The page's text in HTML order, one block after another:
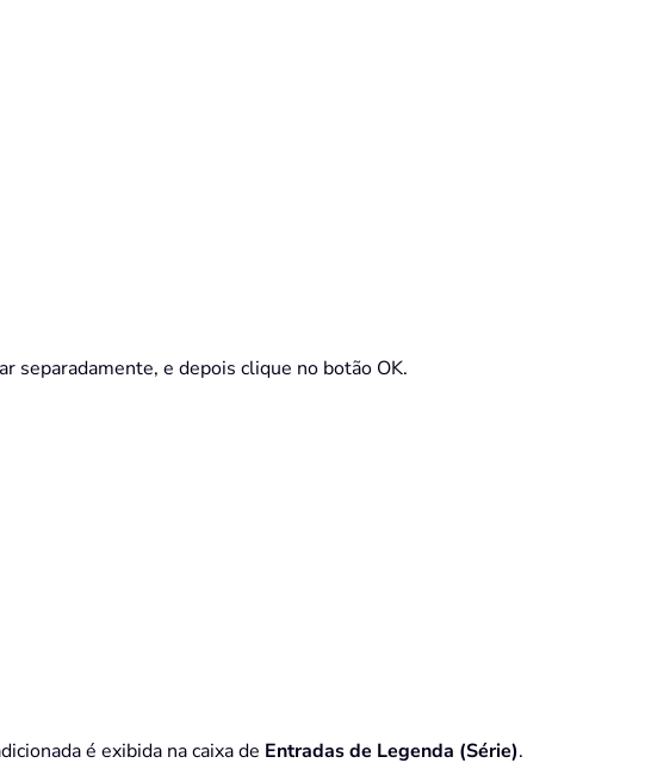
separadamente, e depois clique no botão OK.
é exibida na caixa de Entradas de Legenda (Série).